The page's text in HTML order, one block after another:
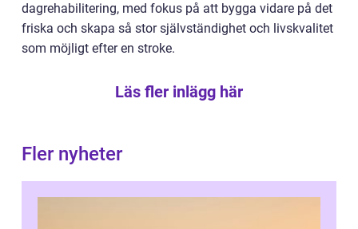
dagrehabilitering, med fokus på att bygga vidare på det
friska och skapa så stor självständighet och livskvalitet
som möjligt efter en stroke.
Läs fler inlägg här
Fler nyheter